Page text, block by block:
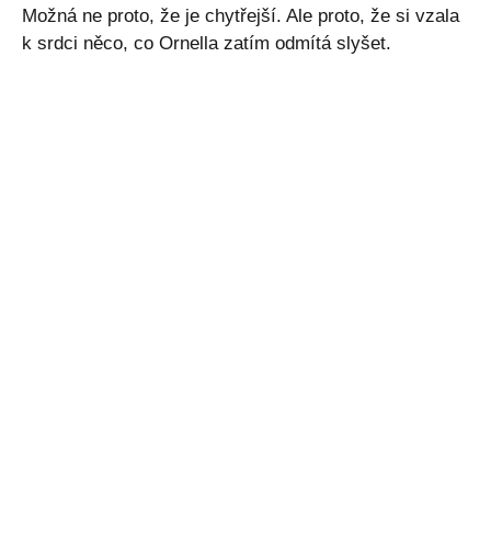
Možná ne proto, že je chytřejší. Ale proto, že si vzala
k srdci něco, co Ornella zatím odmítá slyšet.